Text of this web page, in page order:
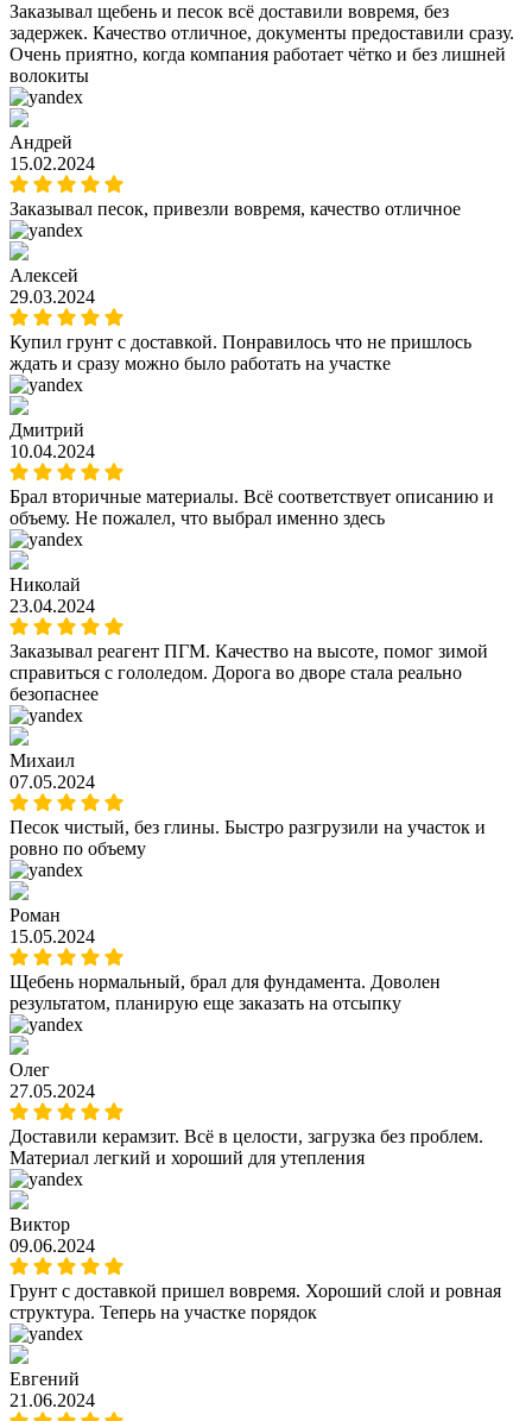
Заказывал щебень и песок всё доставили вовремя, без
задержек. Качество отличное, документы предоставили сразу.
Очень приятно, когда компания работает чётко и без лишней
волокиты
Андрей
15.02.2024
Заказывал песок, привезли вовремя, качество отличное
Алексей
29.03.2024
Купил грунт с доставкой. Понравилось что не пришлось
ждать и сразу можно было работать на участке
Дмитрий
10.04.2024
Брал вторичные материалы. Всё соответствует описанию и
объему. Не пожалел, что выбрал именно здесь
Николай
23.04.2024
Заказывал реагент ПГМ. Качество на высоте, помог зимой
справиться с гололедом. Дорога во дворе стала реально
безопаснее
Михаил
07.05.2024
Песок чистый, без глины. Быстро разгрузили на участок и
ровно по объему
Роман
15.05.2024
Щебень нормальный, брал для фундамента. Доволен
результатом, планирую еще заказать на отсыпку
Олег
27.05.2024
Доставили керамзит. Всё в целости, загрузка без проблем.
Материал легкий и хороший для утепления
Виктор
09.06.2024
Грунт с доставкой пришел вовремя. Хороший слой и ровная
структура. Теперь на участке порядок
Евгений
21.06.2024